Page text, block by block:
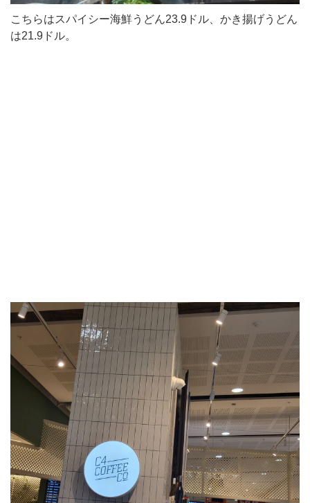
こちらはスパイシー海鮮うどん23.9ドル、かき揚げうどん
は21.9ドル。